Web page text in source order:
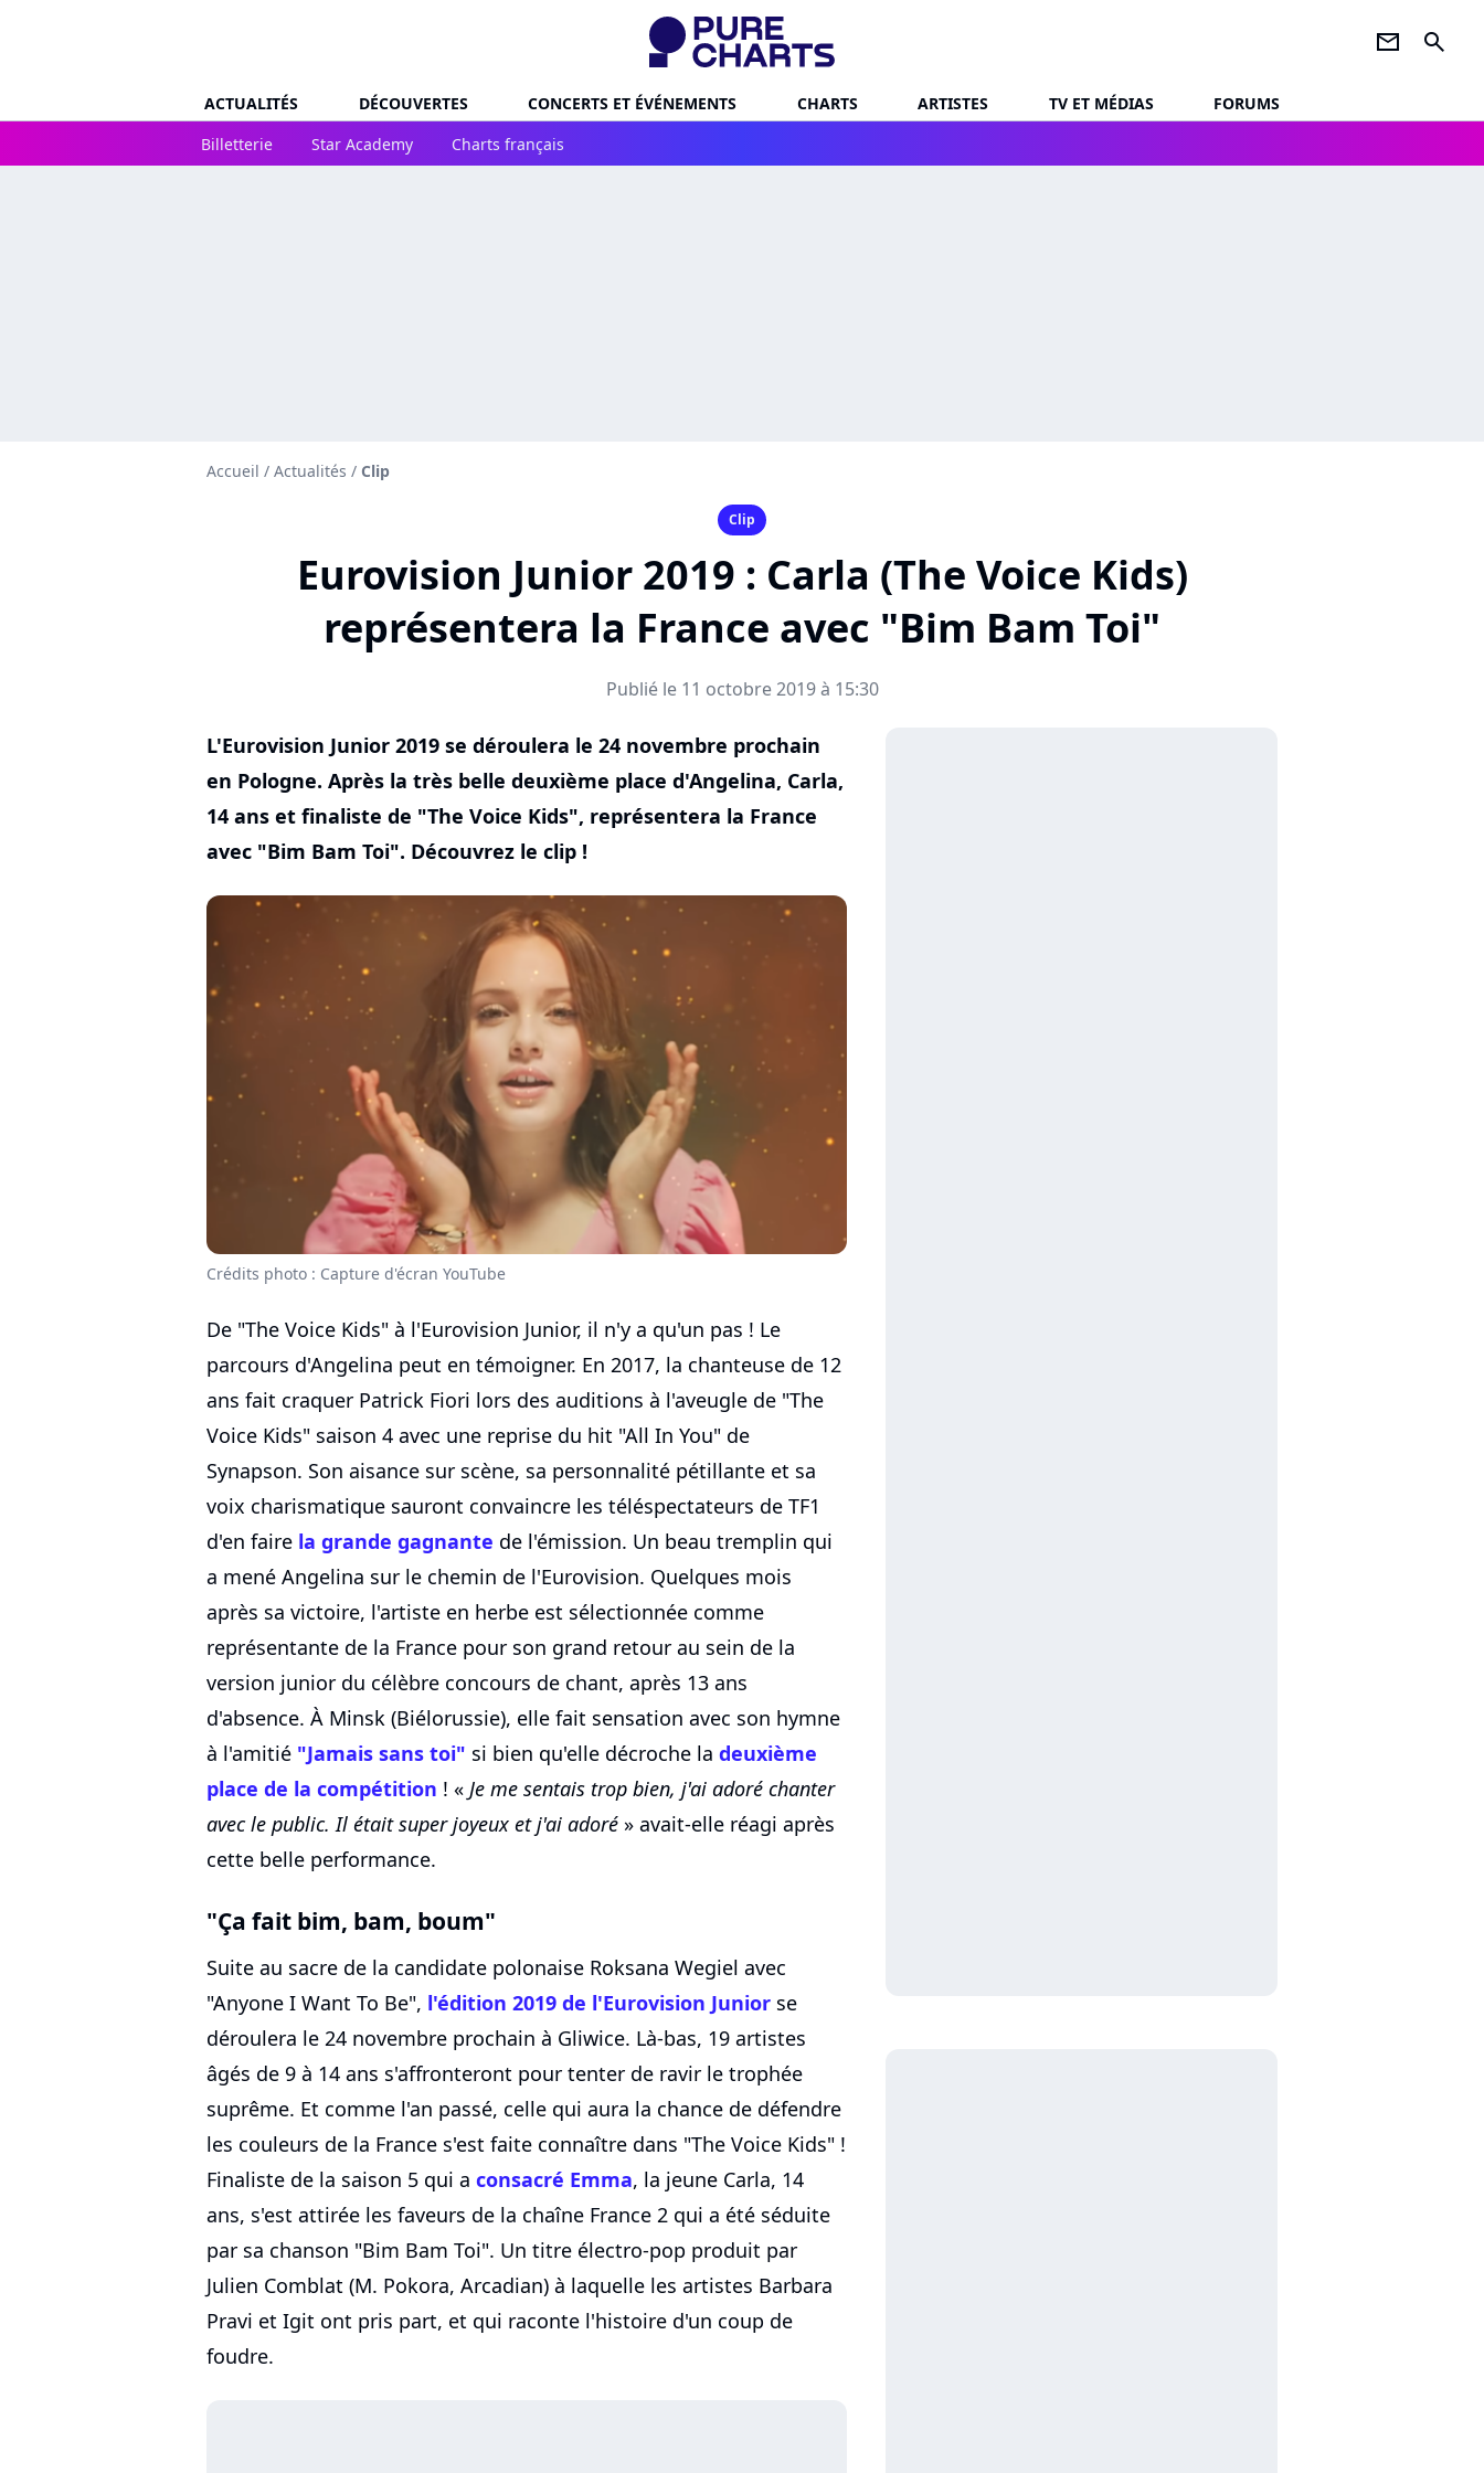
newsletter search
ACTUALITÉS DÉCOUVERTES CONCERTS ET ÉVÉNEMENTS CHARTS ARTISTES TV ET MÉDIAS
FORUMS
Billetterie
Star Academy Charts français
Accueil / Actualités / Clip
Clip
Eurovision Junior 2019 : Carla (The Voice Kids)
représentera la France avec "Bim Bam Toi"
Publié le 11 octobre 2019 à 15:30
L'Eurovision Junior 2019 se déroulera le 24 novembre prochain
en Pologne. Après la très belle deuxième place d'Angelina, Carla,
14 ans et finaliste de "The Voice Kids", représentera la France
avec "Bim Bam Toi". Découvrez le clip !
Crédits photo : Capture d'écran YouTube
De "The Voice Kids" à l'Eurovision Junior, il n'y a qu'un pas ! Le
parcours d'Angelina peut en témoigner. En 2017, la chanteuse de 12
ans fait craquer Patrick Fiori lors des auditions à l'aveugle de "The
Voice Kids" saison 4 avec une reprise du hit "All In You" de
Synapson. Son aisance sur scène, sa personnalité pétillante et sa
voix charismatique sauront convaincre les téléspectateurs de TF1
d'en faire la grande gagnante de l'émission. Un beau tremplin qui
a mené Angelina sur le chemin de l'Eurovision. Quelques mois
après sa victoire, l'artiste en herbe est sélectionnée comme
représentante de la France pour son grand retour au sein de la
version junior du célèbre concours de chant, après 13 ans
d'absence. À Minsk (Biélorussie), elle fait sensation avec son hymne
à l'amitié "Jamais sans toi" si bien qu'elle décroche la deuxième
place de la compétition ! « Je me sentais trop bien, j'ai adoré chanter
avec le public. Il était super joyeux et j'ai adoré » avait-elle réagi après
cette belle performance.
"Ça fait bim, bam, boum"
Suite au sacre de la candidate polonaise Roksana Wegiel avec
"Anyone I Want To Be", l'édition 2019 de l'Eurovision Junior se
déroulera le 24 novembre prochain à Gliwice. Là-bas, 19 artistes
âgés de 9 à 14 ans s'affronteront pour tenter de ravir le trophée
suprême. Et comme l'an passé, celle qui aura la chance de défendre
les couleurs de la France s'est faite connaître dans "The Voice Kids" !
Finaliste de la saison 5 qui a consacré Emma, la jeune Carla, 14
ans, s'est attirée les faveurs de la chaîne France 2 qui a été séduite
par sa chanson "Bim Bam Toi". Un titre électro-pop produit par
Julien Comblat (M. Pokora, Arcadian) à laquelle les artistes Barbara
Pravi et Igit ont pris part, et qui raconte l'histoire d'un coup de
foudre.